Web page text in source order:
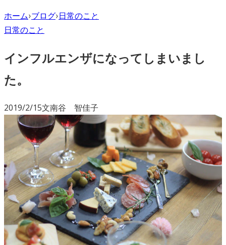
ホーム›ブログ›日常のこと
日常のこと
インフルエンザになってしまいまし
た。
2019/2/15文南谷 智佳子